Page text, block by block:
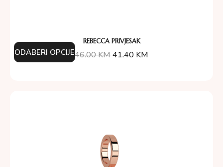
REBECCA PRIVJESAK
46.00KM41.40 KM
ODABERI OPCIJE